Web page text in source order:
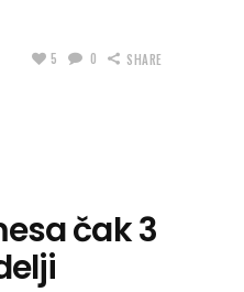
5 0 SHARE
čak 3